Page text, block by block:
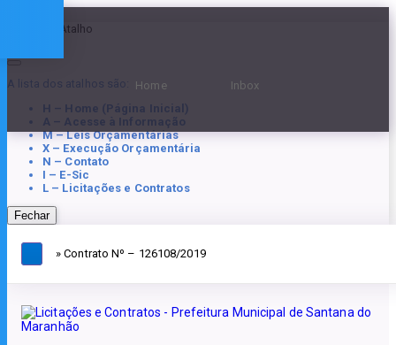
» Contrato Nº – 126108/2019
Teclas de Atalho
A lista dos atalhos são:
H – Home (Página Inicial)
A – Acesse à Informação
M – Leis Orçamentárias
X – Execução Orçamentária
N – Contato
I – E-Sic
L – Licitações e Contratos
Fechar
Home Inbox